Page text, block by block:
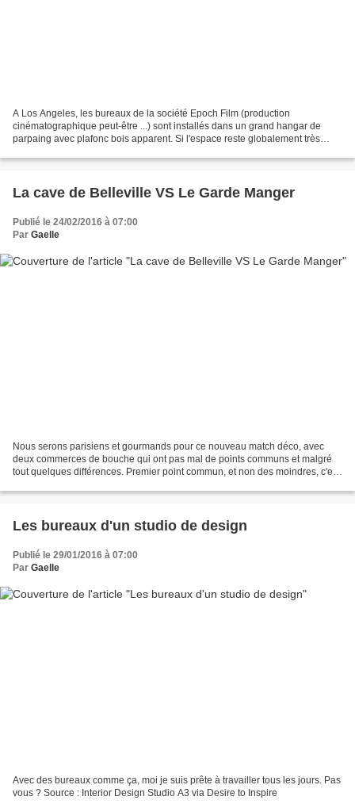
A Los Angeles, les bureaux de la société Epoch Film (production
cinématographique peut-être ...) sont installés dans un grand hangar de
parpaing avec plafonc bois apparent. Si l'espace reste globalement très
La cave de Belleville VS Le Garde Manger
Publié le 24/02/2016 à 07:00
Par Gaelle
Nous serons parisiens et gourmands pour ce nouveau match déco, avec
deux commerces de bouche qui ont pas mal de points communs et malgré
tout quelques différences. Premier point commun, et non des moindres, c'est
Les bureaux d'un studio de design
Publié le 29/01/2016 à 07:00
Par Gaelle
Avec des bureaux comme ça, moi je suis prête à travailler tous les jours. Pas
vous ? Source : Interior Design Studio A3 via Desire to Inspire